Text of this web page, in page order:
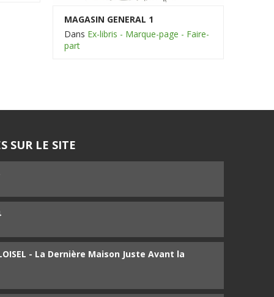
MAGASIN GENERAL 1
Dans Ex-libris - Marque-page - Faire-
part
SUR LE SITE
- La Dernière Maison Juste Avant la